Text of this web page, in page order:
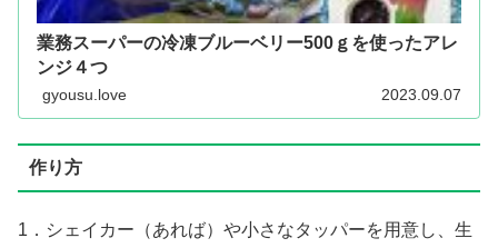
業務スーパーの冷凍ブルーベリー500ｇを使ったアレ
ンジ４つ
gyousu.love 2023.09.07
作り方
1．シェイカー（あれば）や小さなタッパーを用意し、生